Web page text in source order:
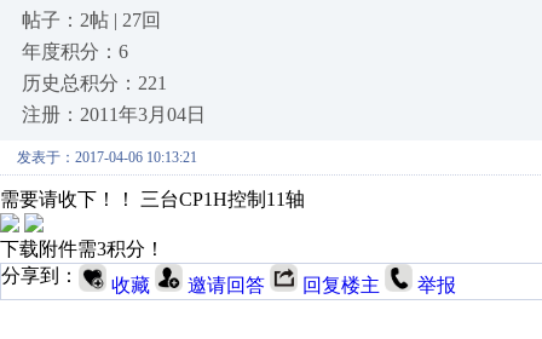
帖子：2帖 | 27回
年度积分：6
历史总积分：221
注册：2011年3月04日
发表于：2017-04-06 10:13:21
需要请收下！！ 三台CP1H控制11轴
下载附件需3积分！
分享到：
收藏 邀请回答 回复楼主 举报